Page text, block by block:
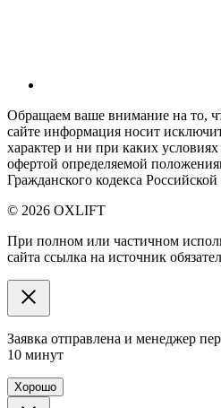
Обращаем ваше внимание на то,
сайте информация носит
характер и ни при каких
офертой определяемой
Гражданского кодекса
© 2026 OXLIFT
При полном или частичном
сайта ссылка на источник
Заявка отправлена и менеджер
10 минут
Хорошо